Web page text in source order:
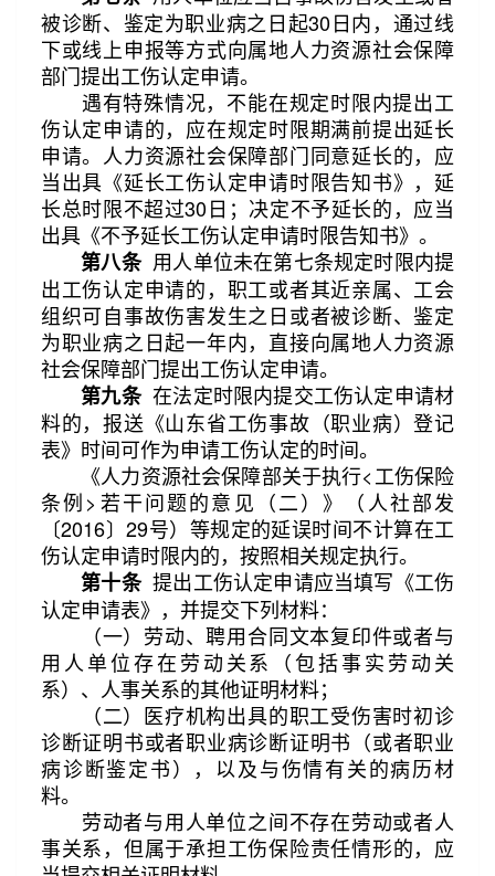
被诊断、鉴定为职业病之日起30日内，通过线
下或线上申报等方式向属地人力资源社会保障
部门提出工伤认定申请。
遇有特殊情况，不能在规定时限内提出工
伤认定申请的，应在规定时限期满前提出延长
申请。人力资源社会保障部门同意延长的，应
当出具《延长工伤认定申请时限告知书》，延
长总时限不超过30日；决定不予延长的，应当
出具《不予延长工伤认定申请时限告知书》。
第八条用人单位未在第七条规定时限内提
出工伤认定申请的，职工或者其近亲属、工会
组织可自事故伤害发生之日或者被诊断、鉴定
为职业病之日起一年内，直接向属地人力资源
社会保障部门提出工伤认定申请。
第九条在法定时限内提交工伤认定申请材
料的，报送《山东省工伤事故（职业病）登记
表》时间可作为申请工伤认定的时间。
《人力资源社会保障部关于执行<工伤保险
条例>若干问题的意见（二）》（人社部发
〔2016〕29号）等规定的延误时间不计算在工
伤认定申请时限内的，按照相关规定执行。
第十条提出工伤认定申请应当填写《工伤
认定申请表》，并提交下列材料：
（一）劳动、聘用合同文本复印件或者与
用人单位存在劳动关系（包括事实劳动关
系）、人事关系的其他证明材料；
（二）医疗机构出具的职工受伤害时初诊
诊断证明书或者职业病诊断证明书（或者职业
病诊断鉴定书），以及与伤情有关的病历材
料。
劳动者与用人单位之间不存在劳动或者人
事关系，但属于承担工伤保险责任情形的，应